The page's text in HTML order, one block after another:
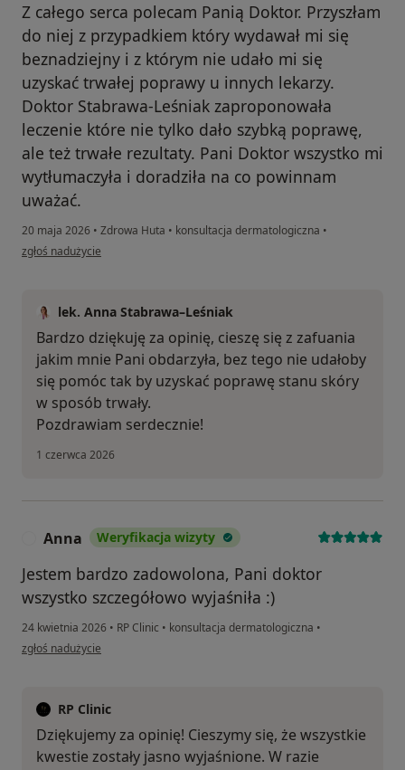
Z całego serca polecam Panią Doktor. Przyszłam
do niej z przypadkiem który wydawał mi się
beznadziejny i z którym nie udało mi się
uzyskać trwałej poprawy u innych lekarzy.
Doktor Stabrawa-Leśniak zaproponowała
leczenie które nie tylko dało szybką poprawę,
ale też trwałe rezultaty. Pani Doktor wszystko mi
wytłumaczyła i doradziła na co powinnam
uważać.
20 maja 2026 • Zdrowa Huta • konsultacja dermatologiczna •
w opinii użytkownika MM
zgłoś nadużycie
lek. Anna Stabrawa–Leśniak
Bardzo dziękuję za opinię, cieszę się z zafuania
jakim mnie Pani obdarzyła, bez tego nie udałoby
się pomóc tak by uzyskać poprawę stanu skóry
w sposób trwały.
Pozdrawiam serdecznie!
1 czerwca 2026
Anna Weryfikacja wizyty
Jestem bardzo zadowolona, Pani doktor
wszystko szczegółowo wyjaśniła :)
24 kwietnia 2026 • RP Clinic • konsultacja dermatologiczna •
w opinii użytkownika Anna
zgłoś nadużycie
RP Clinic
Dziękujemy za opinię! Cieszymy się, że wszystkie
kwestie zostały jasno wyjaśnione. W razie